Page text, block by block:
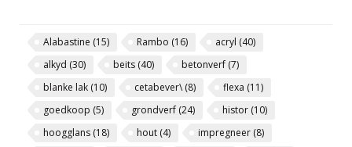
Alabastine (15) Rambo (16) acryl (40)
alkyd (30) beits (40) betonverf (7)
blanke lak (10) cetabever\(8) flexa (11)
goedkoop (5) grondverf (24) histor (10)
hoogglans (18) hout (4) impregneer (8)